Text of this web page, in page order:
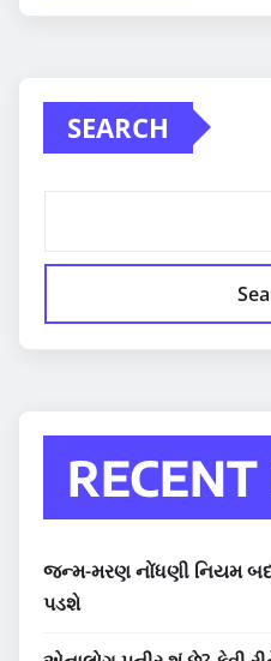
SEARCH
RECENT
જન્મ-મરણ નોંધણી નિયમ
પડશે